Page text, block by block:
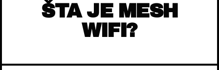
ŠTA JE MESH
WIFI?